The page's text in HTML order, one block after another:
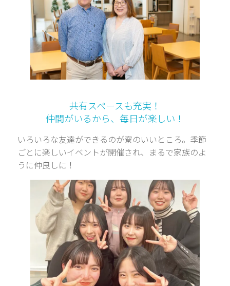
共有スペースも充実！
仲間がいるから、毎日が楽しい！
いろいろな友達ができるのが寮のいいところ。季節
ごとに楽しいイベントが開催され、まるで家族のよ
うに仲良しに！